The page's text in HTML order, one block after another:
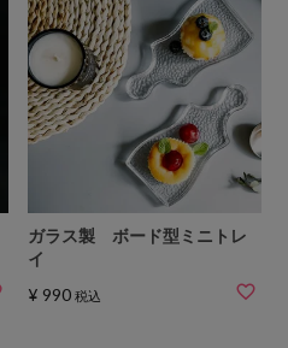
ガラス製 ボード型ミニトレ
イ
¥ 990 税込